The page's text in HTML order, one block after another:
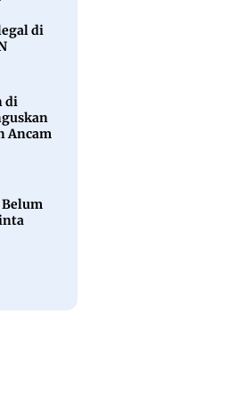
di
di
Ancam
Belum